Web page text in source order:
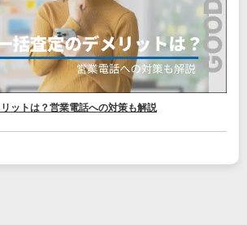
ットは？営業電話への対策も解説